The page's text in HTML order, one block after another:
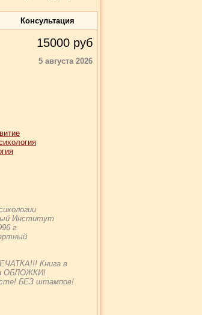
Консультация
15000 руб
5 августа 2026
Институт
г.
Книга в
ОБЛОЖКИ!
БЕЗ штампов!